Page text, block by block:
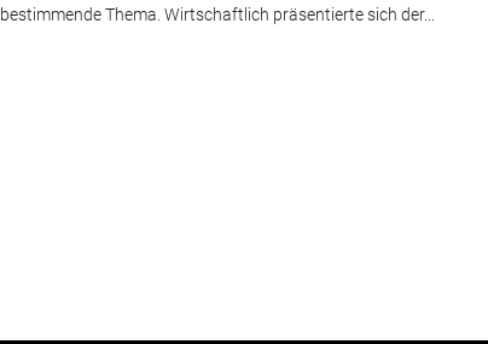
bestimmende Thema. Wirtschaftlich präsentierte sich der...